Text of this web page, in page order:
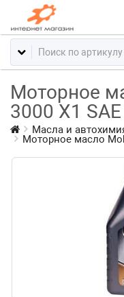
Моторное
3000 X1
Масла и
Моторное масло